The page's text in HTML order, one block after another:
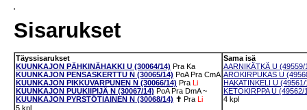
Sisarukset
Täyssisarukset
KUUNKAJON PÄHKINÄHAKKI U (30064/14) Pra Ka
KUUNKAJON PENSASKERTTU N (30065/14) PoA Pra CmA
KUUNKAJON PIKKUVARPUNEN N (30066/14) Pra Li
KUUNKAJON PUUKIIPIJÄ N (30067/14) PoA Pra DmA ~
KUUNKAJON PYRSTÖTIAINEN N (30068/14) ✝ Pra Li
5 kpl
Sama isä
AARNIKÄTKÄ U (49559/
AROKIRPUKAS U
HAKATINKELI U
KETOKIRPPA U (49562/
4 kpl